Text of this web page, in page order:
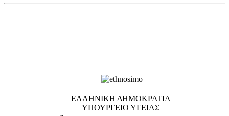
EΛΛΗΝΙΚΗ ΔΗΜΟΚΡΑΤΙΑ
ΥΠΟΥΡΓΕΙΟ ΥΓΕΙΑΣ